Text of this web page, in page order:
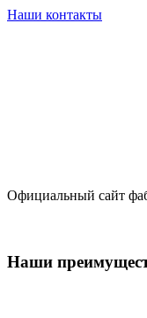
Наши контакты
Официальный сайт
Наши